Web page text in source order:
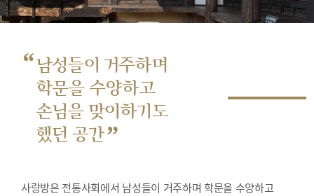
“남성들이 거주하며
학문을 수양하고
손님을 맞이하기도
했던 공간”
사랑방은 전통사회에서 남성들이 거주하며 학문을 수양하고